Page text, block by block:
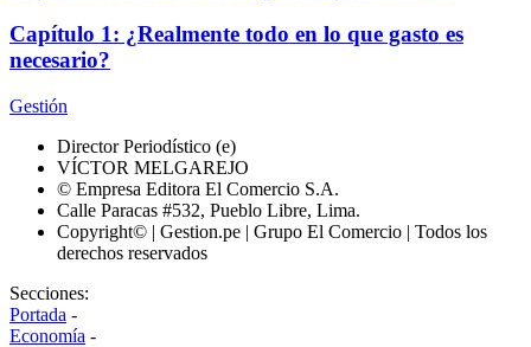
Capítulo 1: ¿Realmente todo en lo que gasto es
necesario?
Gestión
Director Periodístico (e)
VÍCTOR MELGAREJO
© Empresa Editora El Comercio S.A.
Calle Paracas #532, Pueblo Libre, Lima.
Copyright© | Gestion.pe | Grupo El Comercio | Todos los
derechos reservados
Secciones:
Portada -
Economía -